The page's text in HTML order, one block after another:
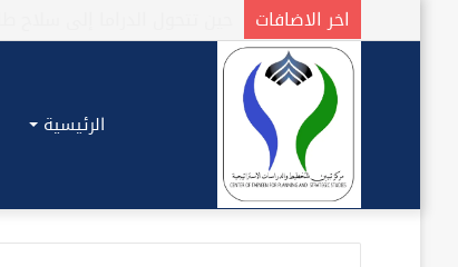
اخر الاضافات
الرئيسية